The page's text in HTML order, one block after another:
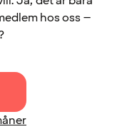
hos oss –